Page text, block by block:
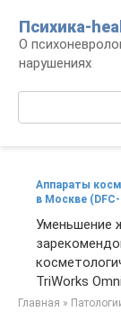
контенту
Психика-
О
нарушениях
Аппараты
в Москве
Уменьшение
TriWorks
Главная »